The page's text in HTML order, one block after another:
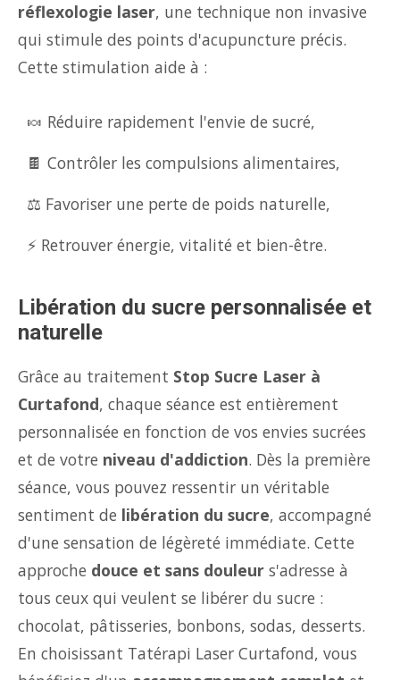
réflexologie laser, une technique non invasive
qui stimule des points d'acupuncture précis.
Cette stimulation aide à :
🍬 Réduire rapidement l'envie de sucré,
🍫 Contrôler les compulsions alimentaires,
⚖️ Favoriser une perte de poids naturelle,
⚡ Retrouver énergie, vitalité et bien-être.
Libération du sucre personnalisée et
naturelle
Grâce au traitement Stop Sucre Laser à
Curtafond, chaque séance est entièrement
personnalisée en fonction de vos envies sucrées
et de votre niveau d'addiction. Dès la première
séance, vous pouvez ressentir un véritable
sentiment de libération du sucre, accompagné
d'une sensation de légèreté immédiate. Cette
approche douce et sans douleur s'adresse à
tous ceux qui veulent se libérer du sucre :
chocolat, pâtisseries, bonbons, sodas, desserts.
En choisissant Tatérapi Laser Curtafond, vous